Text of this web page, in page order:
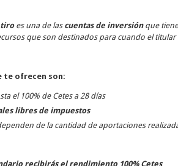
es una de las cuentas de inversiónque
que son destinados para cuando el titular
te ofrecen son:
el 100% de Cetes a 28 días
libres de impuestos
de la cantidad de aportaciones
recibirás el rendimiento 100% Cetes